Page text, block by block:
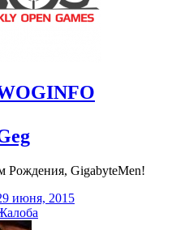
Рождения, GigabyteMen!
июня, 2015